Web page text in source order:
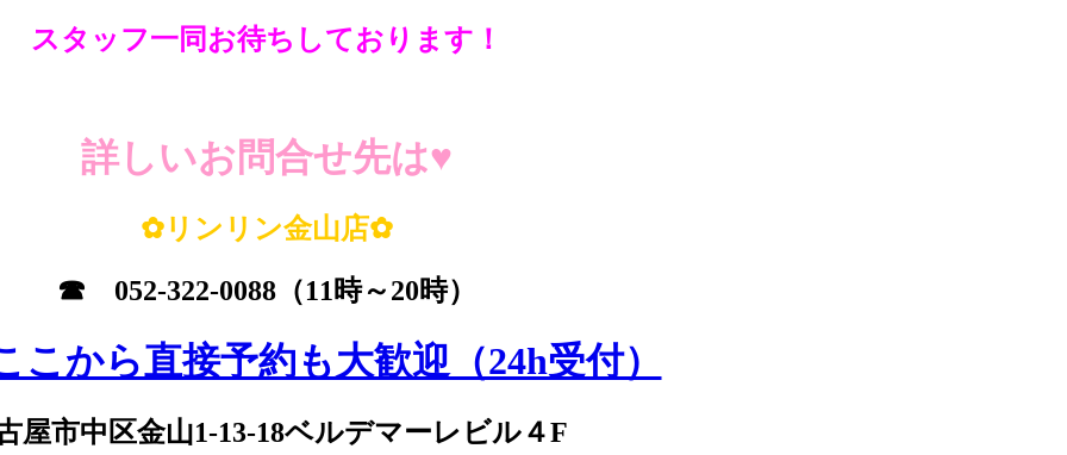
スタッフ一同お待ちしております！
詳しいお問合せ先は♥
✿リンリン金山店✿
☎ 052-322-0088 （11時～20時）
こから直接予約も大歓迎（24h受付）
屋市中区金山1-13-18ベルデマーレビル４F